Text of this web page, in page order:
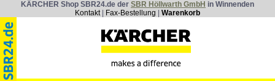
KÄRCHER Shop SBR24.de der SBR Höllwarth GmbH in Winnenden
Kontakt| Fax-Bestellung Warenkorb